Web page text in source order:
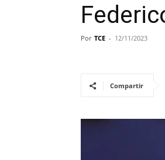
Por TCE - 12/11/2023
Compartir